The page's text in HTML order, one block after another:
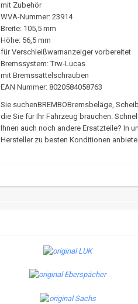
mit Zubehör
WVA-Nummer: 23914
Breite: 105,5 mm
Höhe: 56,5 mm
für Verschleißwarnanzeiger vorbereitet
Bremssystem: Trw-Lucas
mit Bremssattelschrauben
EAN Nummer: 8020584058763
Sie suchenBREMBOBremsbeläge,
die Sie für Ihr Fahrzeug brauchen.
Ihnen auch noch andere Ersatzteile? In
Hersteller zu besten Konditionen